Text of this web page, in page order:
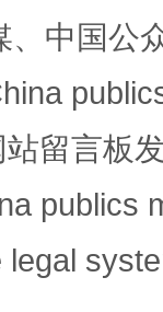
、中国公
留言板
publics